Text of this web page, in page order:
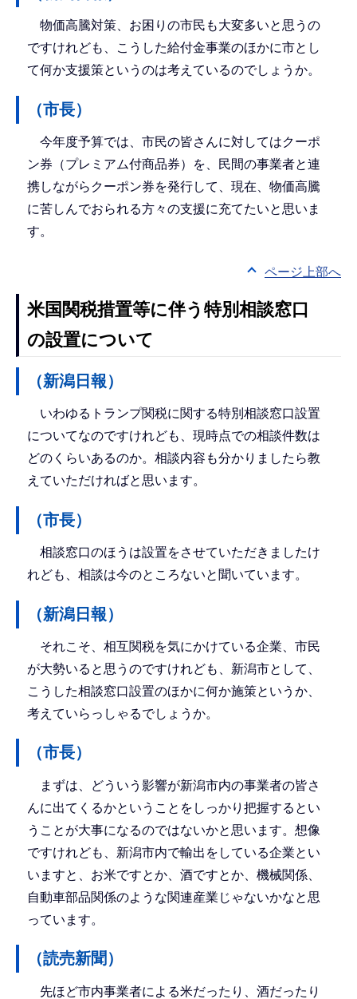
物価高騰対策、お困りの市民も大変多いと思うの
ですけれども、こうした給付金事業のほかに市とし
て何か支援策というのは考えているのでしょうか。
（市長）
今年度予算では、市民の皆さんに対してはクーポ
ン券（プレミアム付商品券）を、民間の事業者と連
携しながらクーポン券を発行して、現在、物価高騰
に苦しんでおられる方々の支援に充てたいと思いま
す。
ページ上部へ
米国関税措置等に伴う特別相談窓口
の設置について
（新潟日報）
いわゆるトランプ関税に関する特別相談窓口設置
についてなのですけれども、現時点での相談件数は
どのくらいあるのか。相談内容も分かりましたら教
えていただければと思います。
（市長）
相談窓口のほうは設置をさせていただきましたけ
れども、相談は今のところないと聞いています。
（新潟日報）
それこそ、相互関税を気にかけている企業、市民
が大勢いると思うのですけれども、新潟市として、
こうした相談窓口設置のほかに何か施策というか、
考えていらっしゃるでしょうか。
（市長）
まずは、どういう影響が新潟市内の事業者の皆さ
んに出てくるかということをしっかり把握するとい
うことが大事になるのではないかと思います。想像
ですけれども、新潟市内で輸出をしている企業とい
いますと、お米ですとか、酒ですとか、機械関係、
自動車部品関係のような関連産業じゃないかなと思
っています。
（読売新聞）
先ほど市内事業者による米だったり、酒だったり